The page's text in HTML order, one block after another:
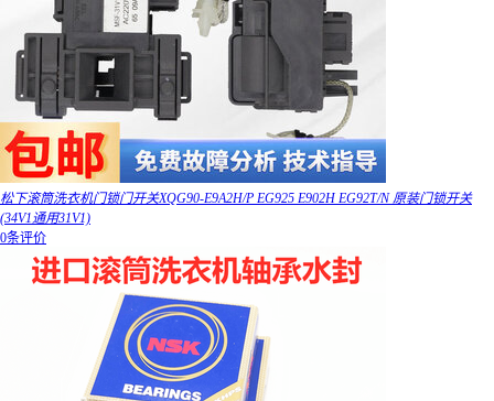
松下滚筒洗衣机门锁门开关XQG90-E9A2H/P EG925 E902H EG92T/N 原装门锁开关
(34V1通用31V1)
0条评价